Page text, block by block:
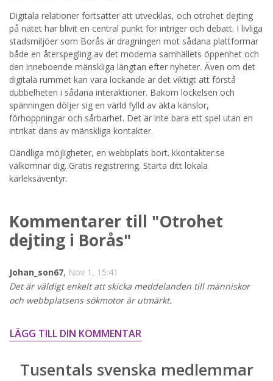
Genom att registrera godkänner jagVillkorenoch
Sekretesspolicyn. Jag godkänner att ta emot information och
reklam via e-post från hemsidans operatörer. Jag kan dra
tillbaka godkännande när jag vill.
STARTA NU!
Digitala relationer fortsätter att utvecklas, och otrohet dejting
på nätet har blivit en central punkt för intriger och debatt. I livliga
stadsmiljöer som Borås är dragningen mot sådana plattformar
både en återspegling av det moderna samhällets öppenhet och
den inneboende mänskliga längtan efter nyheter. Även om det
digitala rummet kan vara lockande är det viktigt att förstå
dubbelheten i sådana interaktioner. Bakom lockelsen och
spänningen döljer sig en värld fylld av äkta känslor,
förhoppningar och sårbarhet. Det är inte bara ett spel utan en
intrikat dans av mänskliga kontakter.
Oändliga möjligheter, en webbplats bort. kkontakter.se
välkomnar dig. Gratis registrering. Starta ditt lokala
kärleksäventyr.
Kommentarer till "Otrohet
dejting i Borås"
Johan_son67, Nov 1, 15:41
Det är väldigt enkelt att skicka meddelanden till människor
och webbplatsens sökmotor är utmärkt.
LÄGG TILL DIN KOMMENTAR
Tusentals svenska medlemmar